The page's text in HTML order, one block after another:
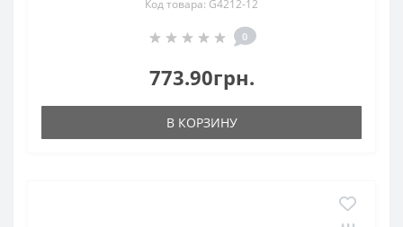
Код товара: G4212-12
0
773.90грн.
В КОРЗИНУ